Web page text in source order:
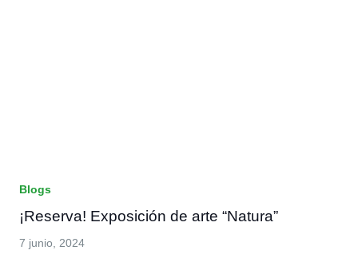
Blogs
¡Reserva! Exposición de arte “Natura”
7 junio, 2024